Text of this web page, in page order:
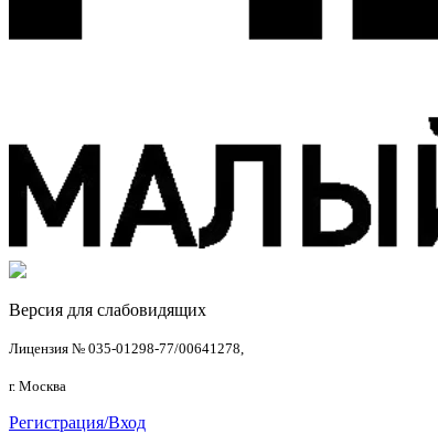
Версия для слабовидящих
Лицензия № 035-01298-77/00641278,
г. Москва
Регистрация/Вход